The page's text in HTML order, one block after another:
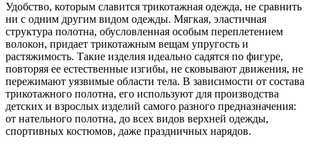
Удобство, которым славится трикотажная одежда, не сравнить
ни с одним другим видом одежды. Мягкая, эластичная
структура полотна, обусловленная особым переплетением
волокон, придает трикотажным вещам упругость и
растяжимость. Такие изделия идеально садятся по фигуре,
повторяя ее естественные изгибы, не сковывают движения, не
пережимают уязвимые области тела. В зависимости от состава
трикотажного полотна, его используют для производства
детских и взрослых изделий самого разного предназначения:
от нательного полотна, до всех видов верхней одежды,
спортивных костюмов, даже праздничных нарядов.